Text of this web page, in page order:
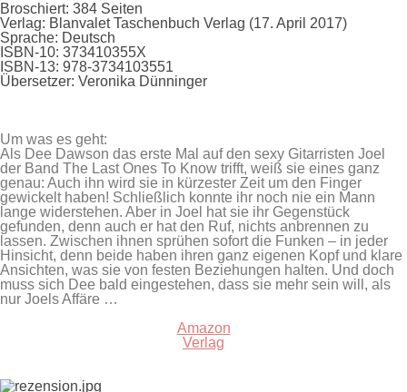
Broschiert: 384 Seiten
Verlag: Blanvalet Taschenbuch Verlag (17. April 2017)
Sprache: Deutsch
ISBN-10: 373410355X
ISBN-13: 978-3734103551
Übersetzer: Veronika Dünninger
Um was es geht:
Als Dee Dawson das erste Mal auf den sexy Gitarristen Joel
der Band The Last Ones To Know trifft, weiß sie eines ganz
genau: Auch ihn wird sie in kürzester Zeit um den Finger
gewickelt haben! Schließlich konnte ihr noch nie ein Mann
lange widerstehen. Aber in Joel hat sie ihr Gegenstück
gefunden, denn auch er hat den Ruf, nichts anbrennen zu
lassen. Zwischen ihnen sprühen sofort die Funken – in jeder
Hinsicht, denn beide haben ihren ganz eigenen Kopf und klare
Ansichten, was sie von festen Beziehungen halten. Und doch
muss sich Dee bald eingestehen, dass sie mehr sein will, als
nur Joels Affäre …
Amazon
Verlag